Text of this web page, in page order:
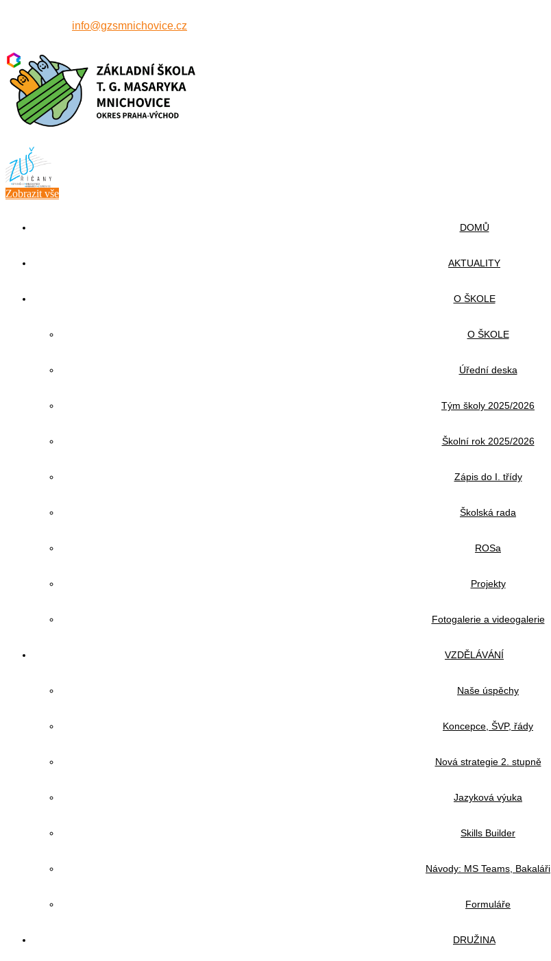
info@gzsmnichovice.cz
Zobrazit vše
DOMŮ
AKTUALITY
O ŠKOLE
O ŠKOLE
Úřední deska
Tým školy 2025/2026
Školní rok 2025/2026
Zápis do I. třídy
Školská rada
ROSa
Projekty
Fotogalerie a videogalerie
VZDĚLÁVÁNÍ
Naše úspěchy
Koncepce, ŠVP, řády
Nová strategie 2. stupně
Jazyková výuka
Skills Builder
Návody: MS Teams, Bakaláři
Formuláře
DRUŽINA